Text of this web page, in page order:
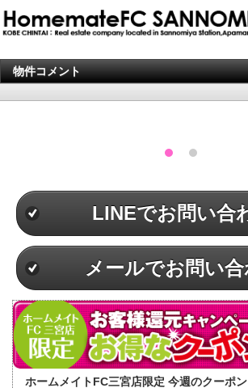
物件コメント
LINEでお問い合
メールでお問い
ホームメイトFC三宮店限定 今週のクーポン